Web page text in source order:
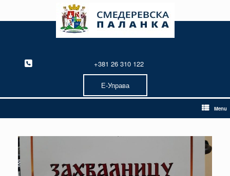
content
+381 26 310 122
Е-Управа
Menu